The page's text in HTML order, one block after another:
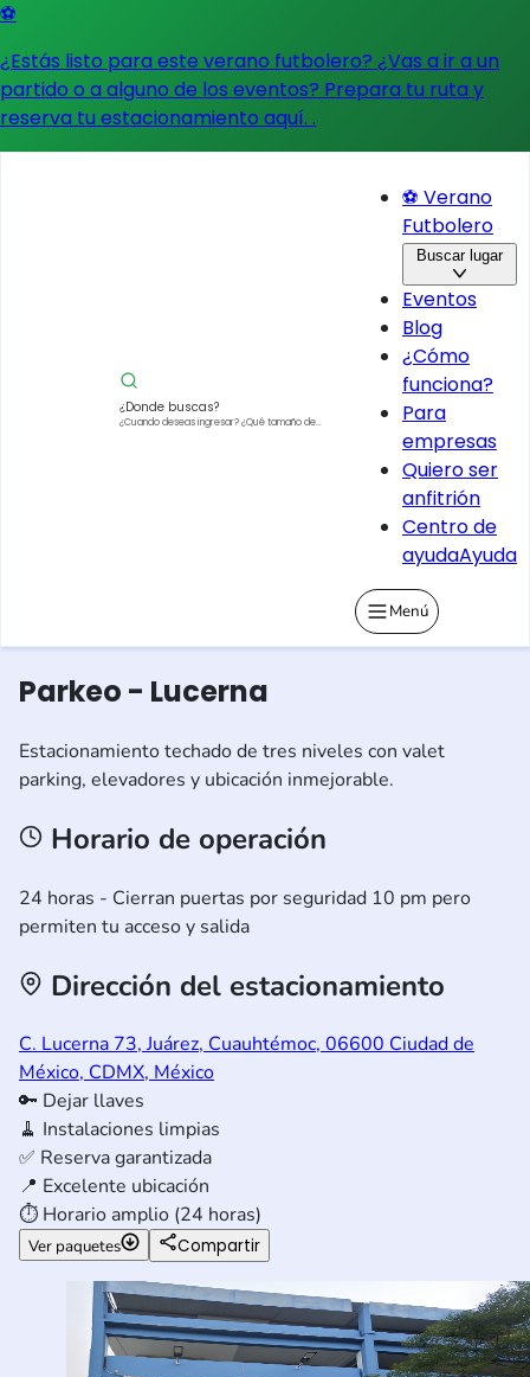
⚽
¿Estás listo para este verano futbolero? ¿Vas a ir a un
partido o a alguno de los eventos? Prepara tu ruta y
reserva tu estacionamiento aquí. .
¿Donde buscas?
¿Cuando deseas ingresar?¿Qué tamaño de
⚽ Verano
Futbolero
Buscar lugar
Eventos
Blog
¿Cómo
funciona?
Para
empresas
Quiero ser
anfitrión
Centro de
ayudaAyuda
Menú
Parkeo - Lucerna
Estacionamiento techado de tres niveles con valet
parking, elevadores y ubicación inmejorable.
Horario de operación
24 horas - Cierran puertas por seguridad 10 pm pero
permiten tu acceso y salida
Dirección del estacionamiento
C. Lucerna 73, Juárez, Cuauhtémoc, 06600 Ciudad de
México, CDMX, México
🔑 Dejar llaves
🧹 Instalaciones limpias
✅ Reserva garantizada
📍 Excelente ubicación
⏱️ Horario amplio (24 horas)
Ver paquetes Compartir